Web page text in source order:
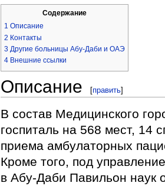
Содержание
1 Описание
2 Контакты
3 Другие больницы Абу-Даби и ОАЭ
4 Внешние ссылки
Описание [править]
В состав Медицинского
госпиталь на 568 мест, 14
приема амбулаторных
Кроме того, под
в Абу-Даби Павильон наук